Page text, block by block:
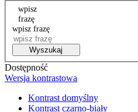
wpisz
frazę
wpisz frazę
Wyszukaj
Dostępność
Wersja kontrastowa
Kontrast domyślny
Kontrast czarno-biały